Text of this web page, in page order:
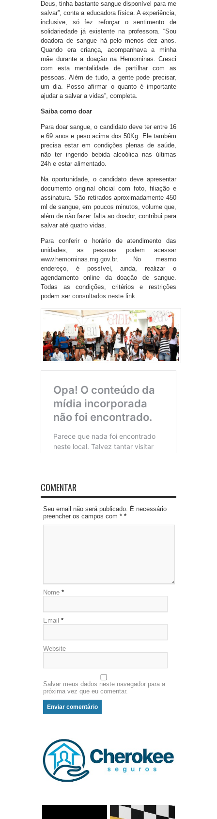
Deus, tinha bastante sangue disponível para me
salvar”, conta a educadora física. A experiência,
inclusive, só fez reforçar o sentimento de
solidariedade já existente na professora. “Sou
doadora de sangue há pelo menos dez anos.
Quando era criança, acompanhava a minha
mãe durante a doação na Hemominas. Cresci
com esta mentalidade de partilhar com as
pessoas. Além de tudo, a gente pode precisar,
um dia. Posso afirmar o quanto é importante
ajudar a salvar a vidas”, completa.
Saiba como doar
Para doar sangue, o candidato deve ter entre 16
e 69 anos e peso acima dos 50Kg. Ele também
precisa estar em condições plenas de saúde,
não ter ingerido bebida alcoólica nas últimas
24h e estar alimentado.
Na oportunidade, o candidato deve apresentar
documento original oficial com foto, filiação e
assinatura. São retirados aproximadamente 450
ml de sangue, em poucos minutos, volume que,
além de não fazer falta ao doador, contribui para
salvar até quatro vidas.
Para conferir o horário de atendimento das
unidades, as pessoas podem acessar
www.hemominas.mg.gov.br. No mesmo
endereço, é possível, ainda, realizar o
agendamento online da doação de sangue.
Todas as condições, critérios e restrições
podem ser consultados neste link.
COMENTAR
Seu email não será publicado. É necessário
preencher os campos com * *
Nome *
Email *
Website
Salvar meus dados neste navegador para a
próxima vez que eu comentar.